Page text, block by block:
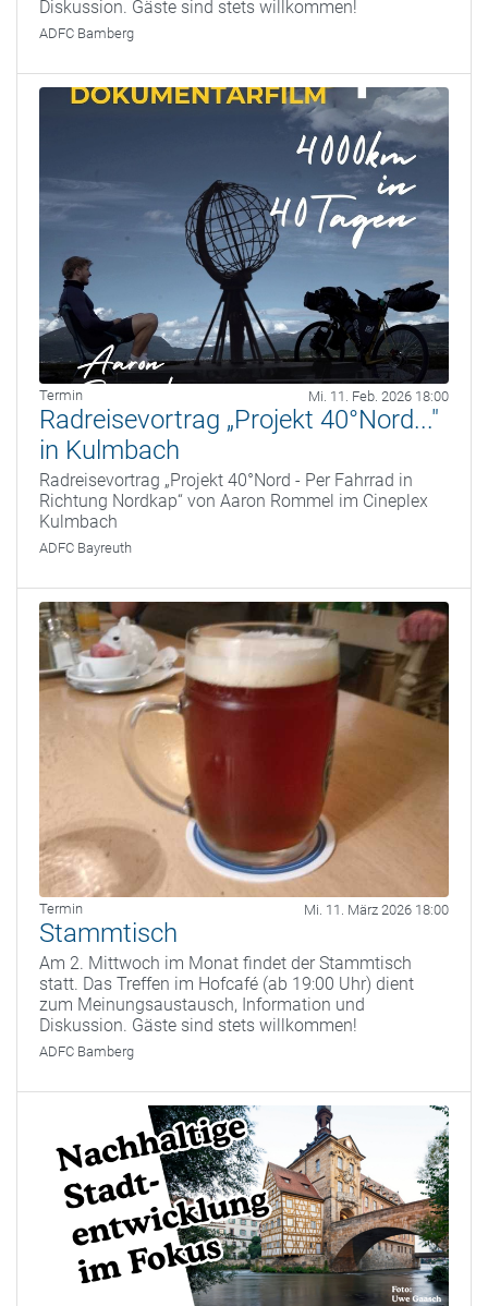
Diskussion. Gäste sind stets willkommen!
ADFC Bamberg
Termin Mi. 11. Feb. 2026 18:00
Radreisevortrag „Projekt 40°Nord..."
in Kulmbach
Radreisevortrag „Projekt 40°Nord - Per Fahrrad in
Richtung Nordkap“ von Aaron Rommel im Cineplex
Kulmbach
ADFC Bayreuth
Termin Mi. 11. März 2026 18:00
Stammtisch
Am 2. Mittwoch im Monat findet der Stammtisch
statt. Das Treffen im Hofcafé (ab 19:00 Uhr) dient
zum Meinungsaustausch, Information und
Diskussion. Gäste sind stets willkommen!
ADFC Bamberg